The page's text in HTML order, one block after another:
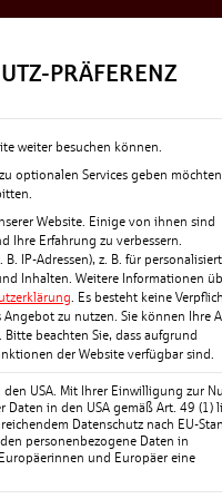
PRÄFERENZ
weiter besuchen können.
optionalen Services geben
Website. Einige von ihnen sind
Ihre Erfahrung zu verbessern.
IP-Adressen), z. B. für
Inhalten. Weitere Informationen
. Es besteht keine
zu nutzen. Sie können Ihre
Bitte beachten Sie, dass aufgrund
der Website verfügbar sind.
USA. Mit Ihrer Einwilligung zur
Daten in den USA gemäß Art. 49 (1)
Datenschutz nach EU-
personenbezogene Daten in
und Europäer eine